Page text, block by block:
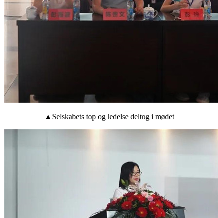
▲Selskabets top og ledelse deltog i mødet